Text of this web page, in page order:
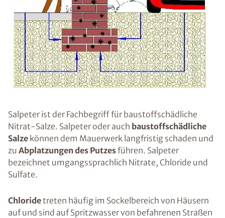
Salpeter ist der Fachbegriff für baustoffschädliche
Nitrat-Salze. Salpeter oder auch baustoffschädliche
Salze können dem Mauerwerk langfristig schaden und
zu Abplatzungen des Putzesführen. Salpeter
bezeichnet umgangssprachlich Nitrate, Chloride und
Sulfate.
Chloridetreten häufig im Sockelbereich von Häusern
auf und sind auf Spritzwasser von befahrenen Straßen